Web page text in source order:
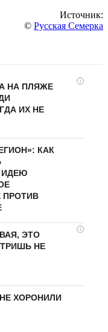
Источник:
© Русская Семерка
i
НА ПЛЯЖЕ
ИХ НЕ
КАК
ИДЕЮ
ПРОТИВ
i
ЭТО
НЕ
ХОРОНИЛИ